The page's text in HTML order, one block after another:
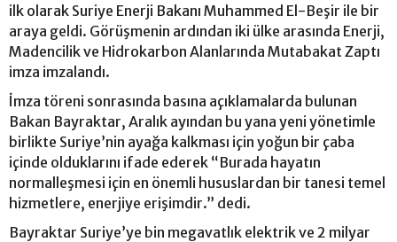
ilk olarak Suriye Enerji Bakanı Muhammed El-Beşir ile bir
araya geldi. Görüşmenin ardından iki ülke arasında Enerji,
Madencilik ve Hidrokarbon Alanlarında Mutabakat Zaptı
imza imzalandı.
İmza töreni sonrasında basına açıklamalarda bulunan
Bakan Bayraktar, Aralık ayından bu yana yeni yönetimle
birlikte Suriye’nin ayağa kalkması için yoğun bir çaba
içinde olduklarını ifade ederek “Burada hayatın
normalleşmesi için en önemli hususlardan bir tanesi temel
hizmetlere, enerjiye erişimdir.” dedi.
Bayraktar Suriye’ye bin megavatlık elektrik ve 2 milyar